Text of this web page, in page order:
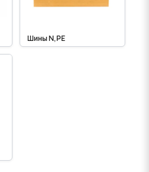
Шины N,PE